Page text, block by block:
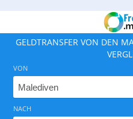
GELDTRANSFER VON DEN
VON
NACH